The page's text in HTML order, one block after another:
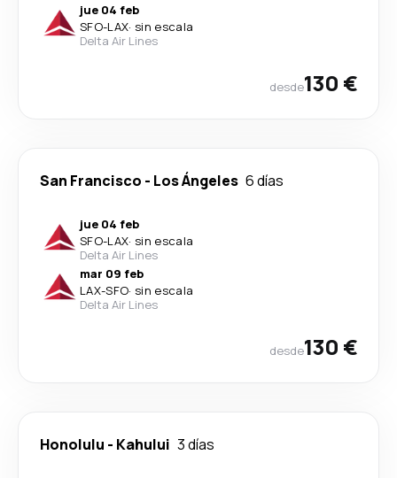
jue 04 feb
SFO-LAX· sin escala
Delta Air Lines
desde130 €
San Francisco - Los Ángeles 6 días
jue 04 feb
SFO-LAX· sin escala
Delta Air Lines
mar 09 feb
LAX-SFO· sin escala
Delta Air Lines
desde130 €
Honolulu - Kahului 3 días